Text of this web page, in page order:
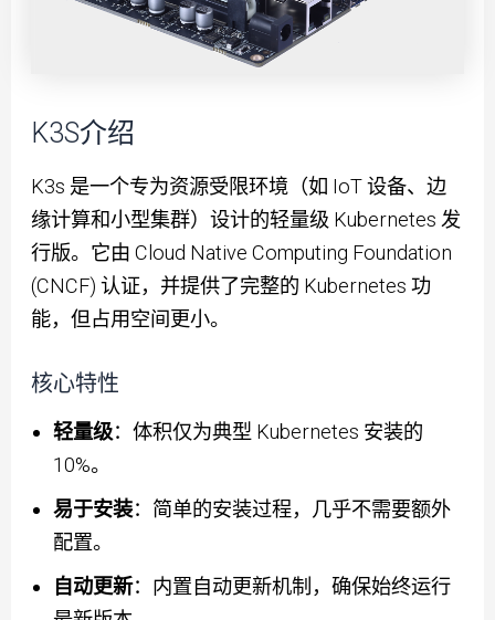
K3S介绍
K3s 是一个专为资源受限环境（如 IoT 设备、边
缘计算和小型集群）设计的轻量级 Kubernetes 发
行版。它由 Cloud Native Computing Foundation
(CNCF) 认证，并提供了完整的 Kubernetes 功
能，但占用空间更小。
核心特性
轻量级：体积仅为典型 Kubernetes 安装的
10%。
易于安装：简单的安装过程，几乎不需要额外
配置。
自动更新：内置自动更新机制，确保始终运行